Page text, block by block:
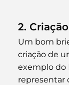
2.
Um bom
criação de
exemplo do
representar